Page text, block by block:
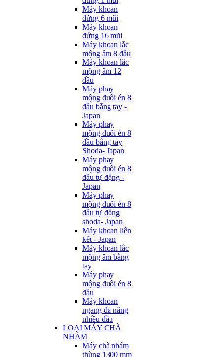
Máy khoan
đứng 6 mũi
Máy khoan
đứng 16 mũi
Máy khoan lắc
mộng âm 8 đầu
Máy khoan lắc
mộng âm 12
đầu
Máy phay
mộng đuôi én 8
đầu bằng tay -
Japan
Máy phay
mộng đuôi én 8
đầu bằng tay
Shoda- Japan
Máy phay
mộng đuôi én 8
đầu tự động -
Japan
Máy phay
mộng đuôi én 8
đầu tự động
shoda- Japan
Máy khoan liên
kết - Japan
Máy khoan lắc
mộng âm bằng
tay
Máy phay
mộng đuôi én 8
đầu
Máy khoan
ngang đa năng
nhiều đầu
LOẠI MÁY CHÀ
NHÁM
Máy chà nhám
thùng 1300 mm